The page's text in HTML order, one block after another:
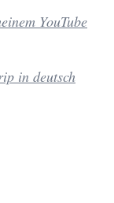
YouTube
in deutsch